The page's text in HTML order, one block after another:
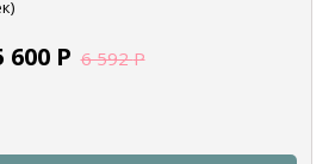
600 Р 6 592Р